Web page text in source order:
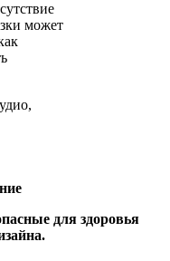
может
для здоровья